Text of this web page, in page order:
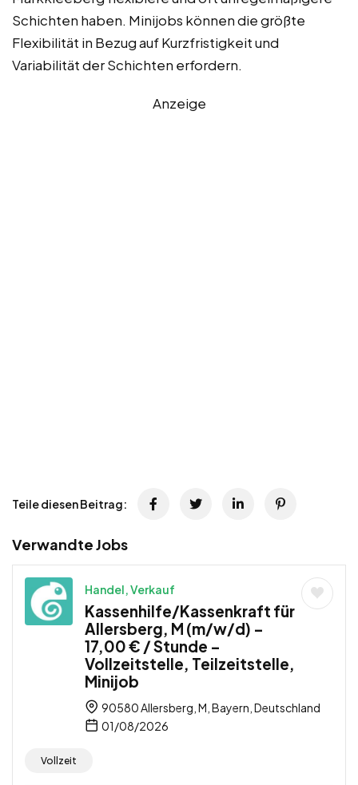
Schichten haben. Minijobs können die größte
Flexibilität in Bezug auf Kurzfristigkeit und
Variabilität der Schichten erfordern.
Anzeige
Teile diesen Beitrag:
Verwandte Jobs
Handel, Verkauf
Kassenhilfe/Kassenkraft für
Allersberg, M (m/w/d) –
17,00 € / Stunde –
Vollzeitstelle, Teilzeitstelle,
Minijob
90580 Allersberg, M, Bayern, Deutschland
01/08/2026
Vollzeit